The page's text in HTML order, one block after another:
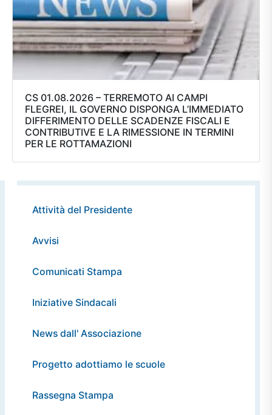
CS 01.08.2026 – TERREMOTO AI CAMPI
FLEGREI, IL GOVERNO DISPONGA L’IMMEDIATO
DIFFERIMENTO DELLE SCADENZE FISCALI E
CONTRIBUTIVE E LA RIMESSIONE IN TERMINI
PER LE ROTTAMAZIONI
Attività del Presidente
Avvisi
Comunicati Stampa
Iniziative Sindacali
News dall' Associazione
Progetto adottiamo le scuole
Rassegna Stampa